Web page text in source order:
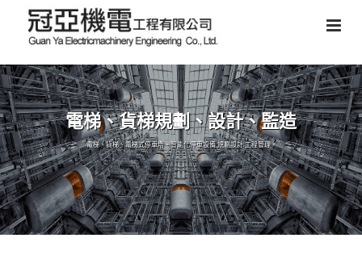
電梯、貨梯規劃、設計、監造
電梯、貨梯、電梯式停車塔、智能化停車設備,規劃設計,工程管理。